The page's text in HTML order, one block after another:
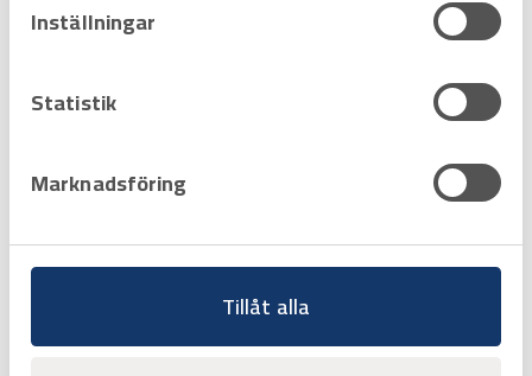
Inställningar
Statistik
Marknadsföring
Tillåt alla
‹‹
‹